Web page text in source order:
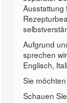
Ausstattung
Aufgrund
sprechen
Englisch,
Sie
Schauen